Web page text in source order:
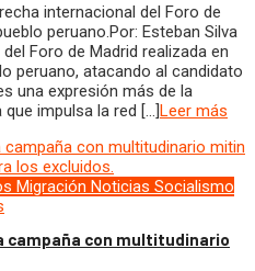
internacional del Foro de
peruano.Por: Esteban Silva
Foro de Madrid realizada en
peruano, atacando al candidato
una expresión más de la
impulsa la red […]Leer más
Migración Noticias Socialismo
campaña con multitudinario